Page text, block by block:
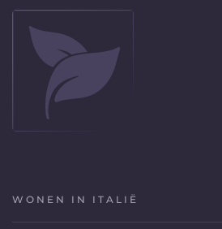
WONEN IN ITALIË